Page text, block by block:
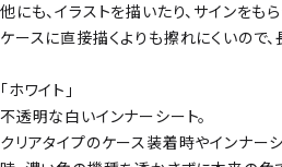
他にも、イラストを描いたり、サインをも
ケースに直接描くよりも擦れにくいので、
「ホワイト」
不透明な白いインナーシート。
クリアタイプのケース装着時やインナー